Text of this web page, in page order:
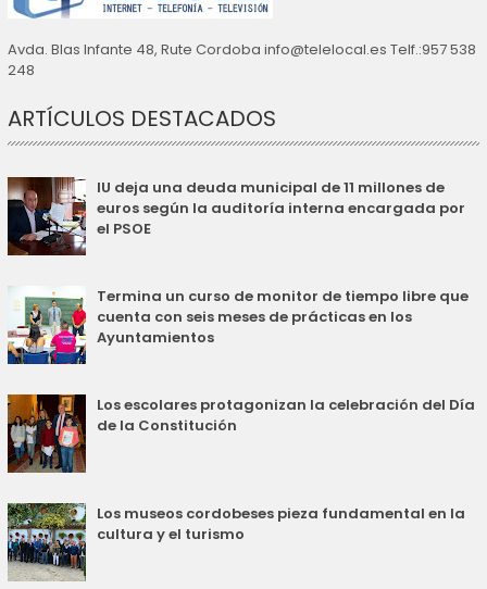
Avda. Blas Infante 48, Rute Cordoba info@telelocal.es Telf.:957 538
248
ARTÍCULOS DESTACADOS
IU deja una deuda municipal de 11 millones de
euros según la auditoría interna encargada por
el PSOE
Termina un curso de monitor de tiempo libre que
cuenta con seis meses de prácticas en los
Ayuntamientos
Los escolares protagonizan la celebración del Día
de la Constitución
Los museos cordobeses pieza fundamental en la
cultura y el turismo